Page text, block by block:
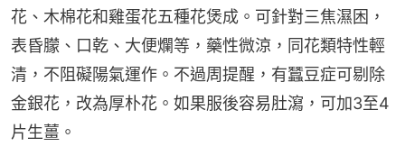
花、木棉花和雞蛋花五種花煲成。可針對三焦濕困，
表昏朦、口乾、大便爛等，藥性微涼，同花類特性輕
清，不阻礙陽氣運作。不過周提醒，有蠶豆症可剔除
金銀花，改為厚朴花。如果服後容易肚瀉，可加3至4
片生薑。